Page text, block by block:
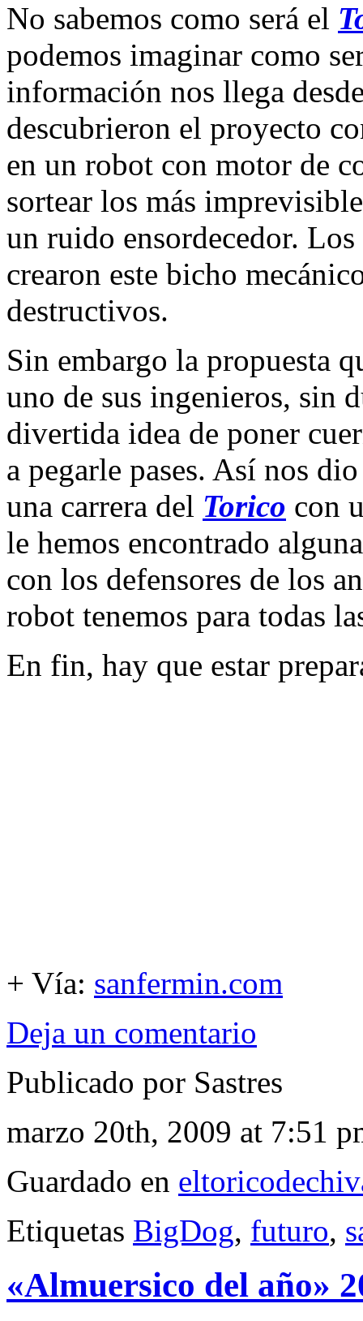
No sabemos como será el
podemos imaginar como
información nos llega
descubrieron el proyecto
en un robot con motor de
sortear los más
un ruido ensordecedor.
crearon este bicho
destructivos.
Sin embargo la propuesta
uno de sus ingenieros, sin
divertida idea de poner
a pegarle pases. Así nos
una carrera del Torico con
le hemos encontrado
con los defensores de los
robot tenemos para todas
En fin, hay que estar
+ Vía: sanfermin.com
Deja un comentario
Publicado por Sastres
marzo 20th, 2009 at 7:51
Guardado en
Etiquetas BigDog, futuro,
«Almuersico del año»